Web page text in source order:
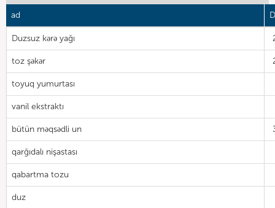
ad
Duzsuz kərə yağı
toz şəkər
toyuq yumurtası
vanil ekstraktı
bütün məqsədli un
qarğıdalı nişastası
qabartma tozu
duz